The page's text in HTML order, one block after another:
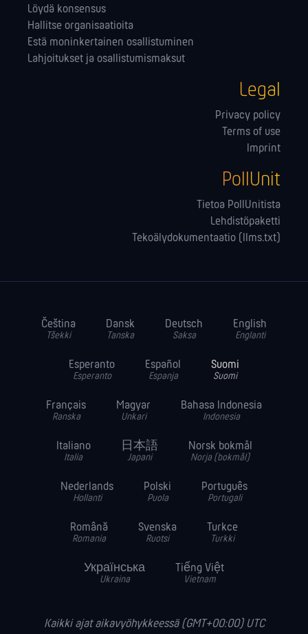
Löydä konsensus
Hallitse orga­nisaatioita
Estä moninkertainen osallistuminen
Lahjoitukset ja osallistumismaksut
Legal
Privacy policy
Terms of use
Imprint
PollUnit
Tietoa PollUnitista
Lehdistöpaketti
Tekoälydokumentaatio (llms.txt)
Čeština
Tšekki
Dansk
Tanska
Deutsch
Saksa
English
Englanti
Esperanto
Esperanto
Español
Espanja
Suomi
Suomi
Français
Ranska
Magyar
Unkari
Bahasa Indonesia
Indonesia
Italiano
Italia
日本語
Japani
Norsk bokmål
Norja (bokmål)
Nederlands
Hollanti
Polski
Puola
Português
Portugali
Română
Romania
Svenska
Ruotsi
Turkce
Turkki
Українська
Ukraina
Tiếng Việt
Vietnam
Kaikki ajat aikavyöhykkeessä (GMT+00:00) UTC